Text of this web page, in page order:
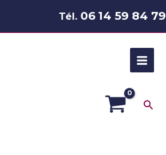
Tél. 06 14 59 84 79